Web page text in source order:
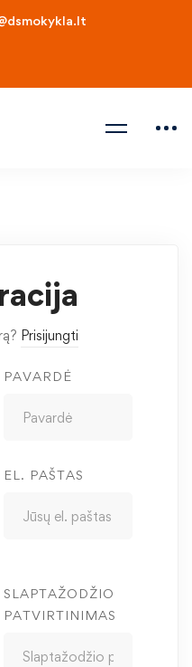
Prisijungti
PAVARDĖ
EL. PAŠTAS
SLAPTAŽODŽIO
PATVIRTINIMAS